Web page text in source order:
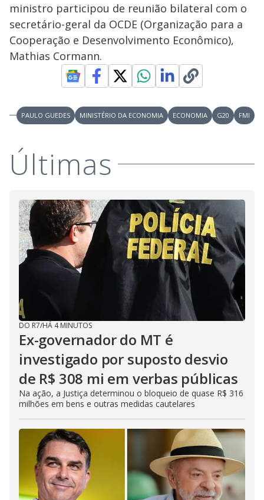
ministro participou de reunião bilateral com o
secretário-geral da OCDE (Organização para a
Cooperação e Desenvolvimento Econômico),
Mathias Cormann.
PAULO GUEDES MINISTÉRIO DA ECONOMIA ECONOMIA G20 FMI
Últimas
DO R7/HÁ 4 MINUTOS
Ex-governador do MT é
investigado por suposto desvio
de R$ 308 mi em verbas públicas
Na ação, a Justiça determinou o bloqueio de quase R$ 316
milhões em bens e outras medidas cautelares